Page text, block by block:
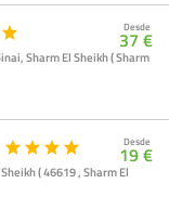
Sharm El Sheikh ( Sharm
Desde
37 €
( 46619 , Sharm El
Desde
19 €